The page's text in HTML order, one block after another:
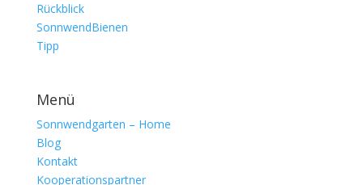
Rückblick
SonnwendBienen
Tipp
Menü
Sonnwendgarten – Home
Blog
Kontakt
Kooperationspartner